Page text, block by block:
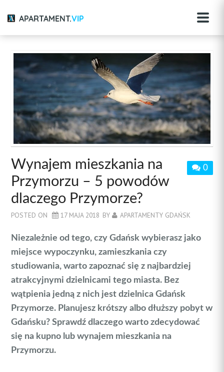
APARTAMENT.VIP
0
Wynajem mieszkania na
Przymorzu – 5 powodów
dlaczego Przymorze?
POSTED ON 17 MAJA 2018 BY APARTAMENTY GDAŃSK
Niezależnie od tego, czy Gdańsk wybierasz jako
miejsce wypoczynku, zamieszkania czy
studiowania, warto zapoznać się z najbardziej
atrakcyjnymi dzielnicami tego miasta. Bez
wątpienia jedną z nich jest dzielnica Gdańsk
Przymorze. Planujesz krótszy albo dłuższy pobyt w
Gdańsku? Sprawdź dlaczego warto zdecydować
się na kupno lub wynajem mieszkania na
Przymorzu.